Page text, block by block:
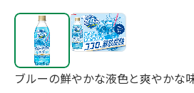
ブルーの鮮やかな液色と爽やかな